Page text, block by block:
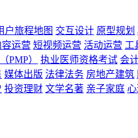
户旅程地图 交互设计 原型规划
容运营 短视频运营 活动运营 工
PMP）
执业医师资格考试 会
媒体出版 法律法务 房地产建筑
投资理财 文学名著 亲子家庭